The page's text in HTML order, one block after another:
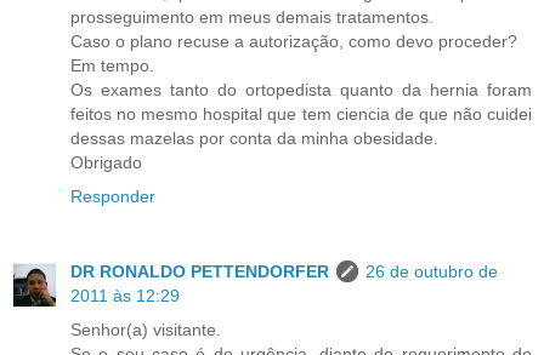
prosseguimento em meus demais tratamentos.
Caso o plano recuse a autorização, como devo proceder?
Em tempo.
Os exames tanto do ortopedista quanto da hernia foram
feitos no mesmo hospital que tem ciencia de que não cuidei
dessas mazelas por conta da minha obesidade.
Obrigado
Responder
DR RONALDO PETTENDORFER
26 de outubro de
2011 às 12:29
Senhor(a) visitante.